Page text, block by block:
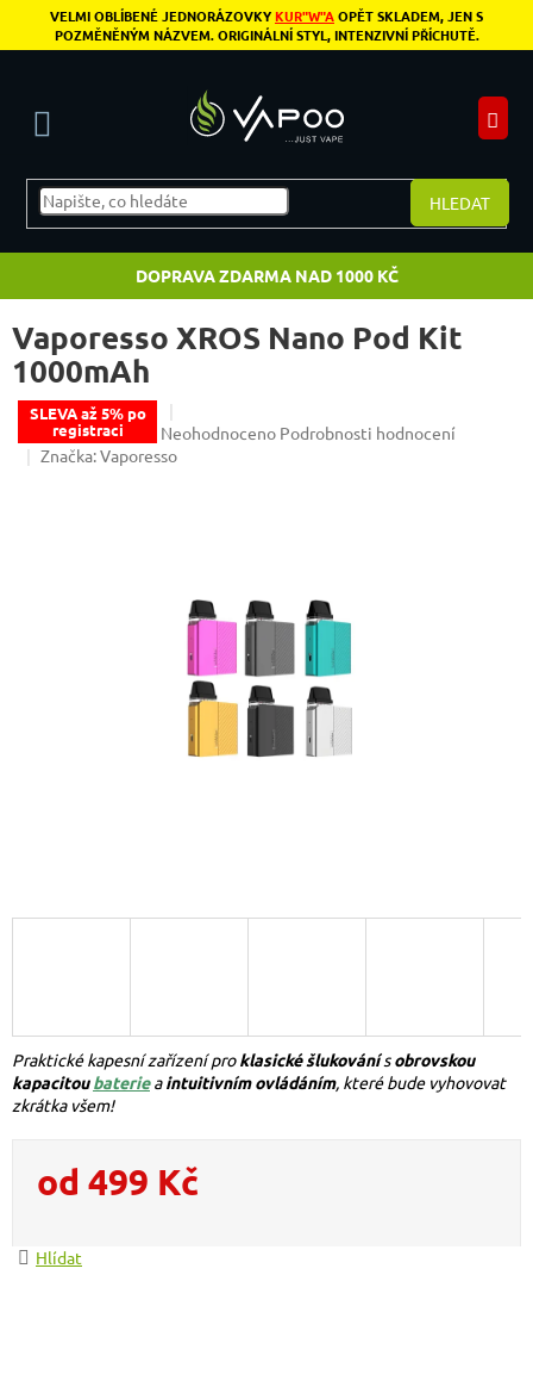
Přejít na obsah
VELMI OBLÍBENÉ JEDNORÁZOVKYKUR"W"AOPĚT SKLADEM, JEN S
POZMĚNĚNÝM NÁZVEM. ORIGINÁLNÍ STYL, INTENZIVNÍ PŘÍCHUTĚ.
HLEDAT
DOPRAVA ZDARMA NAD 1000 KČ
Vaporesso XROS Nano Pod Kit
1000mAh
SLEVA až 5% po
registraci
Průměrné hodnocení produktu je 0,0 z 5
Neohodnoceno Podrobnosti hodnocení
Značka:Vaporesso
od 499 Kč
Praktické kapesní zařízení proklasické šlukovánísobrovskou
kapacitoubaterie aintuitivním ovládáním, které bude vyhovovat
zkrátka všem!
Hlídat